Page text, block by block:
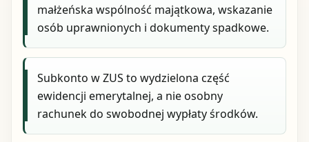
małżeńska wspólność majątkowa, wskazanie
osób uprawnionych i dokumenty spadkowe.
Subkonto w ZUS to wydzielona część
ewidencji emerytalnej, a nie osobny
rachunek do swobodnej wypłaty środków.